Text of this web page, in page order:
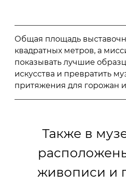
Общая площадь
квадратных метров, а
показывать лучшие
искусства и превратить
притяжения для горожан и
Также в
живописи и